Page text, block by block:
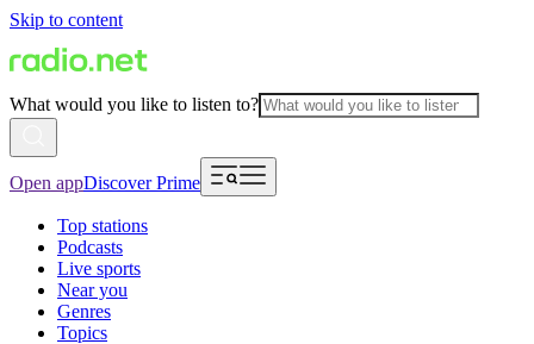
Skip to content
What would you like to listen to?
Open appDiscover Prime
Top stations
Podcasts
Live sports
Near you
Genres
Topics